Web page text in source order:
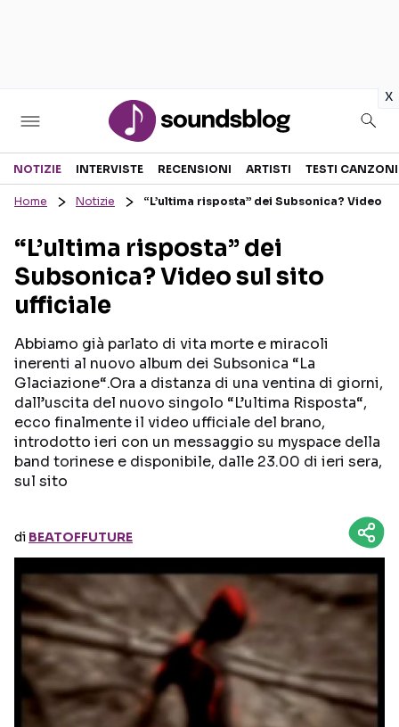
x
Sezioni
RECENSIONI MUSICALI
INTERVISTE
GOSSIP E CURIOSITÀ
TESTI CANZONI
TOUR ED EVENTI
Seguici sui social
NOTIZIE INTERVISTE RECENSIONI ARTISTI TESTI CANZONI
Home Notizie “L’ultima risposta” dei Subsonica? Video
“L’ultima risposta” dei
Subsonica? Video sul sito
ufficiale
Abbiamo già parlato di vita morte e miracoli
inerenti al nuovo album dei Subsonica “La
Glaciazione“.Ora a distanza di una ventina di giorni,
dall’uscita del nuovo singolo “L’ultima Risposta“,
ecco finalmente il video ufficiale del brano,
introdotto ieri con un messaggio su myspace della
band torinese e disponibile, dalle 23.00 di ieri sera,
sul sito
di BEATOFFUTURE